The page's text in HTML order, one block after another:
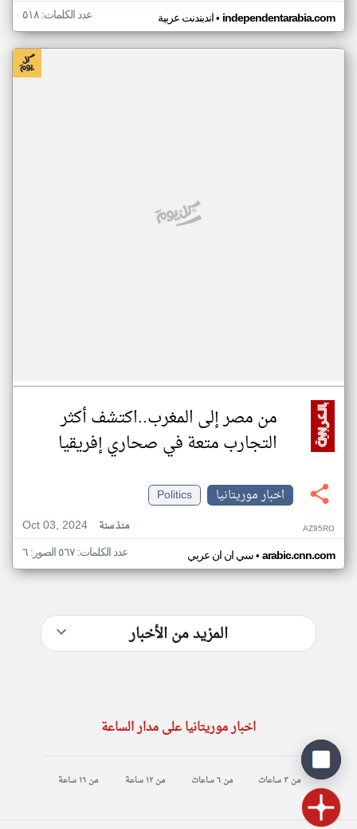
اندبندنت عربية• independentarabia.com عدد الكلمات: ٥١٨
من مصر إلى المغرب..اكتشف أكثر
التجارب متعة في صحاري إفريقيا
اخبار موريتانيا
Politics
Oct 03, 2024
منذ سنة AZ95RO
سي ان ان عربي• arabic.cnn.com عدد الكلمات: ٥٦٧ الصور: ٦
المزيد من الأخبار
اخبار موريتانيا على مدار الساعة
من ٣ ساعات من ٦ ساعات من ١٢ ساعة من ١٦ ساعة